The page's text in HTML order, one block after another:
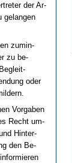
der Ar­
ge­lan­gen
zu­min­
zu be­
oder
Vor­ga­ben
Recht um­
Hin­ter­
den Be­